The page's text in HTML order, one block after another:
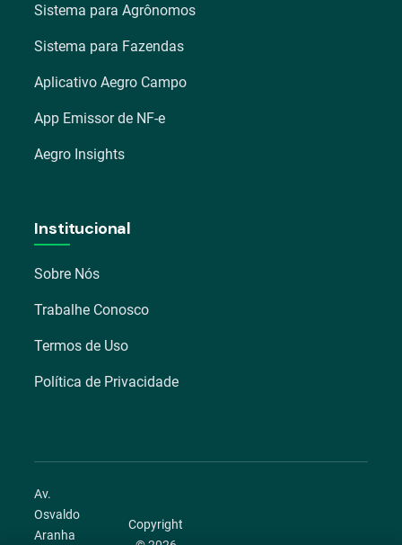
Sistema para Agrônomos
Sistema para Fazendas
Aplicativo Aegro Campo
App Emissor de NF-e
Aegro Insights
Institucional
Sobre Nós
Trabalhe Conosco
Termos de Uso
Política de Privacidade
Av.
Osvaldo
Aranha
Copyright